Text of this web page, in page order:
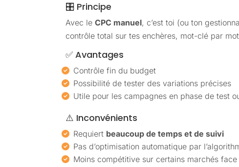
🎛️ Principe
Avec leCPC manuel, c’est toi (ou ton
contrôle total sur tes enchères, mot-clé par
✅ Avantages
Contrôle fin du budget
Possibilité de tester des variations précises
Utile pour les campagnes en phase de test
⚠️ Inconvénients
Requiert beaucoup de temps et de suivi
Pas d’optimisation automatique par
Moins compétitive sur certains marchés